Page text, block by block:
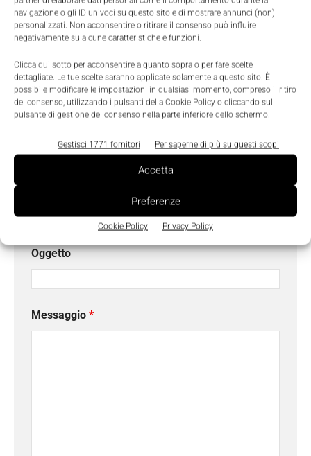
navigazione o gli ID univoci su questo sito e di mostrare annunci (non)
personalizzati. Non acconsentire o ritirare il consenso può influire
negativamente su alcune caratteristiche e funzioni.
Clicca qui sotto per acconsentire a quanto sopra o per fare scelte
dettagliate. Le tue scelte saranno applicate solamente a questo sito. È
possibile modificare le impostazioni in qualsiasi momento, compreso il ritiro
del consenso, utilizzando i pulsanti della Cookie Policy o cliccando sul
pulsante di gestione del consenso nella parte inferiore dello schermo.
Gestisci 1771 fornitori Per saperne di più su questi scopi
Accetta
Preferenze
Cookie Policy Privacy Policy
Cognome*
Email*
Oggetto
Messaggio *